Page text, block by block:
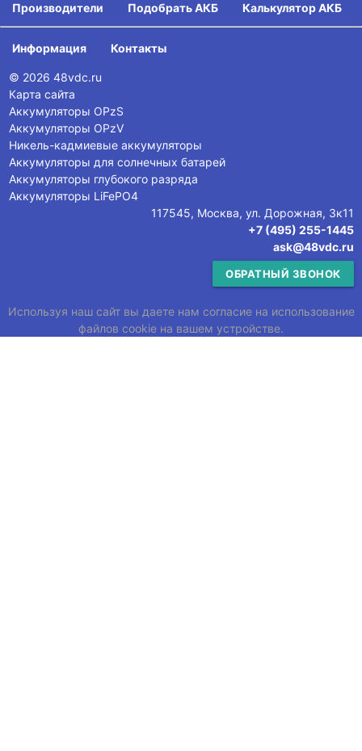
Производители Подобрать АКБ Калькулятор АКБ
Информация Контакты
© 2026 48vdc.ru
Карта сайта
Аккумуляторы OPzS
Аккумуляторы OPzV
Никель-кадмиевые аккумуляторы
Аккумуляторы для солнечных батарей
Аккумуляторы глубокого разряда
Аккумуляторы LiFePO4
117545, Москва, ул. Дорожная, 3к11
+7 (495) 255-1445
ask@48vdc.ru
ОБРАТНЫЙ ЗВОНОК
Используя наш сайт вы даете нам согласие на использование
файлов cookie на вашем устройстве.